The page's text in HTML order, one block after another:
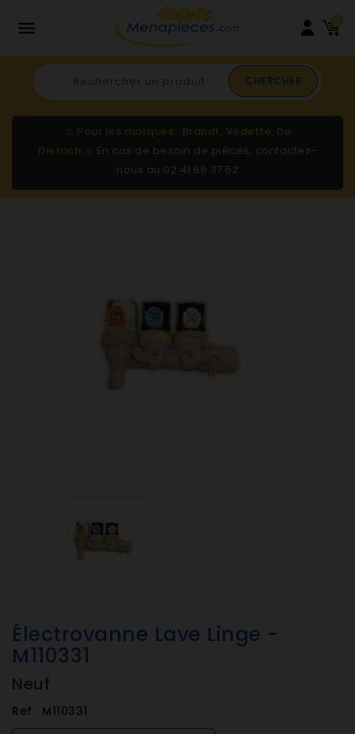
 0
CHERCHER
⚠️ Pour les marques : Brandt, Vedette, De
Dietrich ⚠️ En cas de besoin de pièces, contactez-
nous au 02 41 65 37 52
Électrovanne Lave Linge -
M110331
Neuf
Ref : M110331